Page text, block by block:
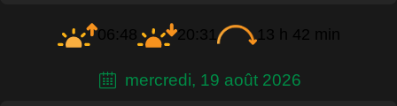
06:48 20:31 13 h 42 min
mercredi, 19 août 2026